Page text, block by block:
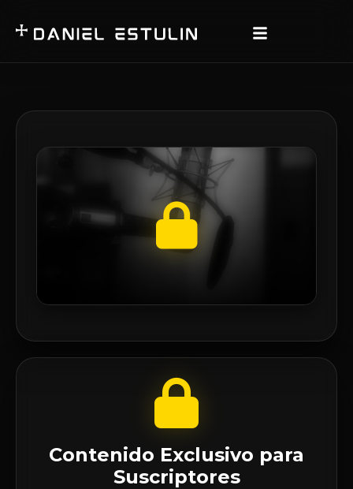
Contenido Exclusivo para
Suscriptores